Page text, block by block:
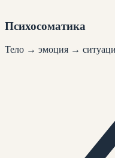
Психосоматика
Тело → эмоция →